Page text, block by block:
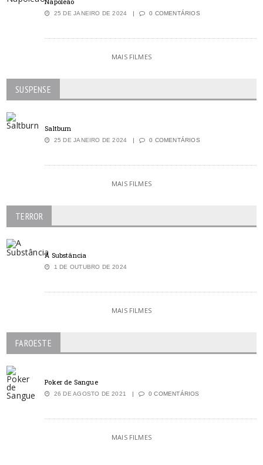
25 DE JANEIRO DE 2024 0 COMENTÁRIOS
MAIS FILMES
SUSPENSE
Saltburn
25 DE JANEIRO DE 2024 0 COMENTÁRIOS
MAIS FILMES
TERROR
A Substância
1 DE OUTUBRO DE 2024
MAIS FILMES
FAROESTE
Poker de Sangue
26 DE AGOSTO DE 2021 0 COMENTÁRIOS
MAIS FILMES